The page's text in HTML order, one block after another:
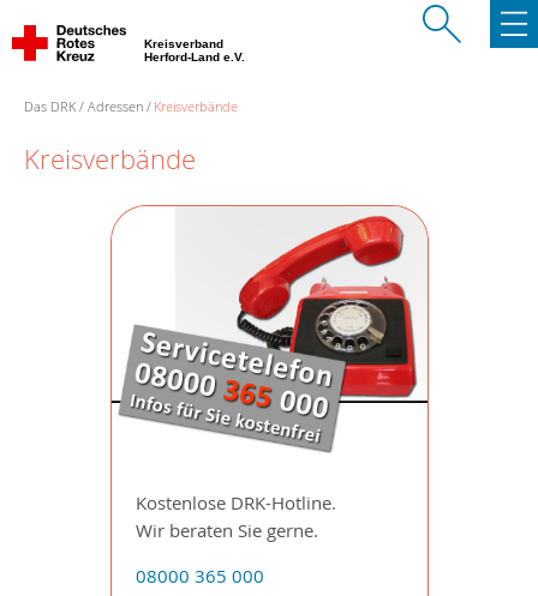
Kreisverband
Herford-Land e.V.
Das DRK Adressen Kreisverbände
Kreisverbände
Kostenlose DRK-Hotline.
Wir beraten Sie gerne.
08000 365 000